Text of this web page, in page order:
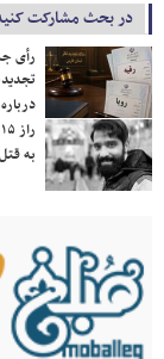
در بحث مشارکت
رأی
به